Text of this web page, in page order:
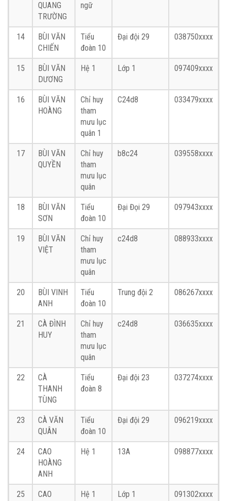
QUANG
TRƯỜNG
ngữ
14
BÙI VĂN
CHIẾN
Tiểu
đoàn 10
Đại đội 29 038750xxxx
15
BÙI VĂN
DƯƠNG
Hệ 1 Lớp 1 097409xxxx
16
BÙI VĂN
HOÀNG
Chỉ huy
tham
mưu lục
quân 1
C24d8 033479xxxx
17
BÙI VĂN
QUYỀN
Chỉ huy
tham
mưu lục
quân
b8c24 039558xxxx
18
BÙI VĂN
SƠN
Tiểu
đoàn 10
Đại Đọi 29 097943xxxx
19
BÙI VĂN
VIỆT
Chỉ huy
tham
mưu lục
quân
c24d8 088933xxxx
20
BÙI VINH
ANH
Tiểu
đoàn 10
Trung đội 2 086267xxxx
21
CÀ ĐÌNH
HUY
Chỉ huy
tham
mưu lục
quân
c24d8 036635xxxx
22
CÀ
THANH
TÙNG
Tiểu
đoàn 8
Đại đội 23 037274xxxx
23
CÀ VĂN
QUÂN
Tiểu
đoàn 10
Đại đội 29 096219xxxx
24
CAO
HOÀNG
ANH
Hệ 1 13A 098877xxxx
25
CAO
Hệ 1 Lớp 1 091302xxxx